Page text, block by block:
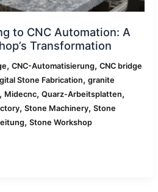
to CNC Automation: A
Transformation
,CNC-Automatisierung,CNC bridge
Stone Fabrication,granite
, Midecnc,Quarz-Arbeitsplatten,
,Stone Machinery,Stone
,Stone Workshop